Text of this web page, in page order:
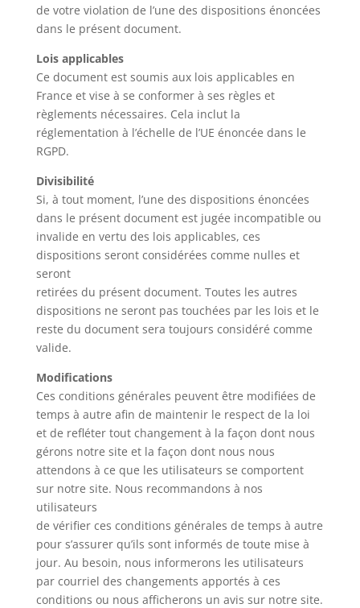
de votre violation de l’une des dispositions énoncées
dans le présent document.
Lois applicables
Ce document est soumis aux lois applicables en
France et vise à se conformer à ses règles et
règlements nécessaires. Cela inclut la
réglementation à l’échelle de l’UE énoncée dans le
RGPD.
Divisibilité
Si, à tout moment, l’une des dispositions énoncées
dans le présent document est jugée incompatible ou
invalide en vertu des lois applicables, ces
dispositions seront considérées comme nulles et
seront
retirées du présent document. Toutes les autres
dispositions ne seront pas touchées par les lois et le
reste du document sera toujours considéré comme
valide.
Modifications
Ces conditions générales peuvent être modifiées de
temps à autre afin de maintenir le respect de la loi
et de refléter tout changement à la façon dont nous
gérons notre site et la façon dont nous nous
attendons à ce que les utilisateurs se comportent
sur notre site. Nous recommandons à nos
utilisateurs
de vérifier ces conditions générales de temps à autre
pour s’assurer qu’ils sont informés de toute mise à
jour. Au besoin, nous informerons les utilisateurs
par courriel des changements apportés à ces
conditions ou nous afficherons un avis sur notre site.